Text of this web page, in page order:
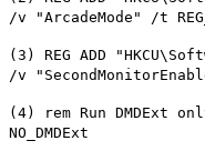
/v "ArcadeMode" /t
(3) REG ADD
/v
(4) rem Run DMDExt
NO_DMDExt